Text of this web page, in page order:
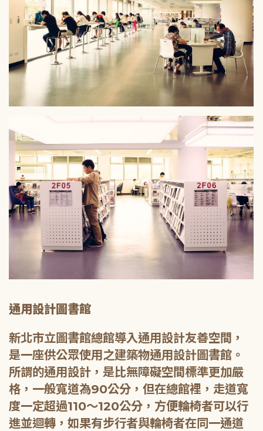
通用設計圖書館
新北市立圖書館總館導入通用設計友善空間，
是一座供公眾使用之建築物通用設計圖書館。
所謂的通用設計，是比無障礙空間標準更加嚴
格，一般寬道為90公分，但在總館裡，走道寬
度一定超過110～120公分，方便輪椅者可以行
進並迴轉，如果有步行者與輪椅者在同一通道